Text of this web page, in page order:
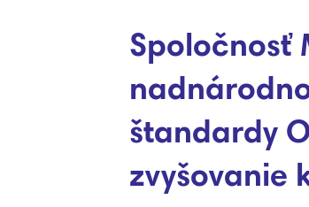
Spoločnosť
štandardy
zvyšovanie